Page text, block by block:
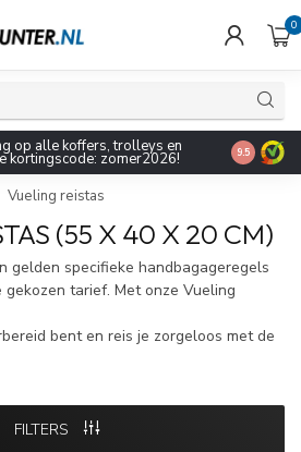
0
op alle koffers, trolleys en
kortingscode: zomer2026! 9.5
Vueling reistas
(55 X 40 X 20 CM)
gelden specifieke handbagageregels
tarief. Met onze Vueling
bent en reis je zorgeloos met de
FILTERS